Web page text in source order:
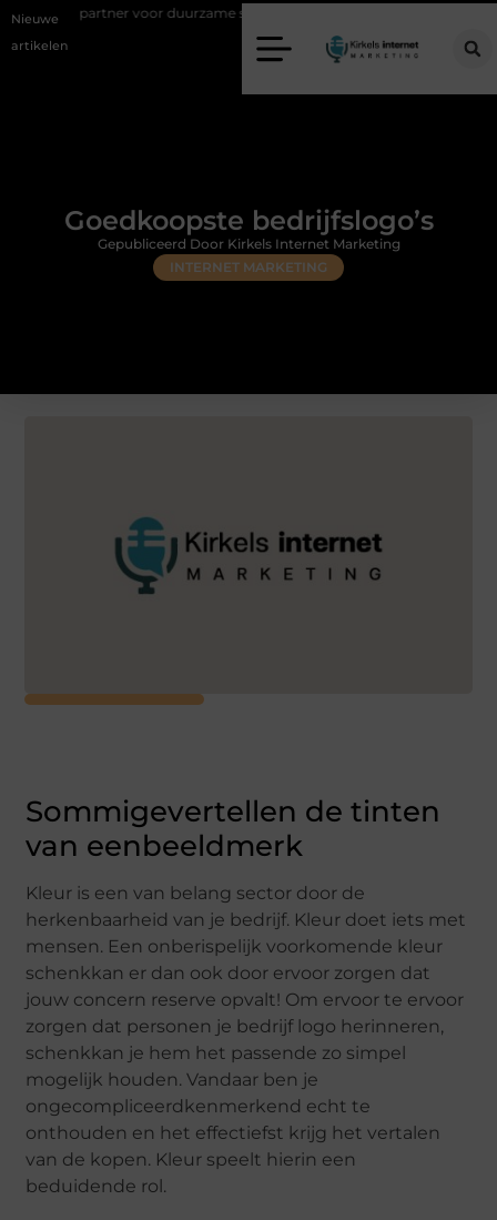
Nieuwe
artikelen
voor duurzame staalconstructies
Goedkoopste bedrijfslogo’s
INTERNET MARKETING
Gepubliceerd Door Kirkels Internet Marketing
Sommigevertellen de tinten
van eenbeeldmerk
Kleur is een van belang sector door de
herkenbaarheid van je bedrijf. Kleur doet iets met
mensen. Een onberispelijk voorkomende kleur
schenkkan er dan ook door ervoor zorgen dat
jouw concern reserve opvalt! Om ervoor te ervoor
zorgen dat personen je bedrijf logo herinneren,
schenkkan je hem het passende zo simpel
mogelijk houden. Vandaar ben je
ongecompliceerdkenmerkend echt te
onthouden en het effectiefst krijg het vertalen
van de kopen. Kleur speelt hierin een
beduidende rol.